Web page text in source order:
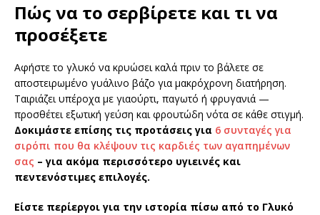
Πώς να το σερβίρετε και τι να
προσέξετε
Αφήστε το γλυκό να κρυώσει καλά πριν το βάλετε σε
αποστειρωμένο γυάλινο βάζο για μακρόχρονη διατήρηση.
Ταιριάζει υπέροχα με γιαούρτι, παγωτό ή φρυγανιά —
προσθέτει εξωτική γεύση και φρουτώδη νότα σε κάθε στιγμή.
Δοκιμάστε επίσης τις προτάσεις για 6 συνταγές για
σιρόπι που θα κλέψουν τις καρδιές των αγαπημένων
σας – για ακόμα περισσότερο υγιεινές και
πεντενόστιμες επιλογές.
Είστε περίεργοι για την ιστορία πίσω από το Γλυκό